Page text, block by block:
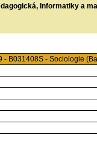
Informatiky a
- B031408S - Sociologie